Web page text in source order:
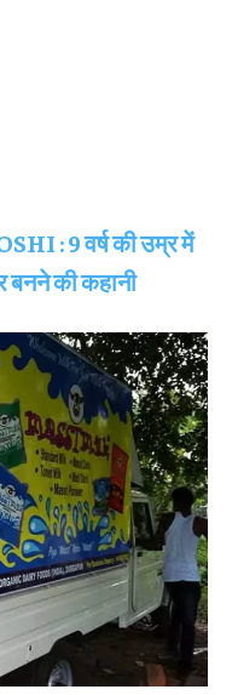
: 9 वर्ष की उम्र में
बनने की कहानी